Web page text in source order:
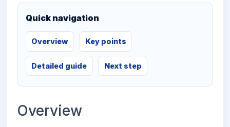
Quick navigation
Overview Key points
Detailed guide Next step
Overview